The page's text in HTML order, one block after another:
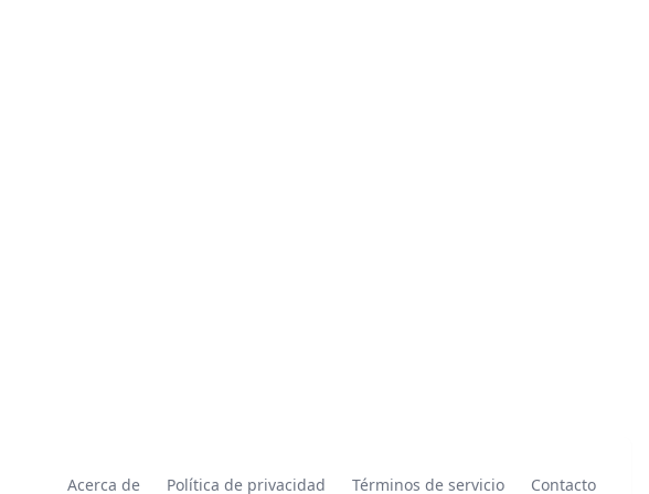
Acerca de Política de privacidad Términos de servicio Contacto